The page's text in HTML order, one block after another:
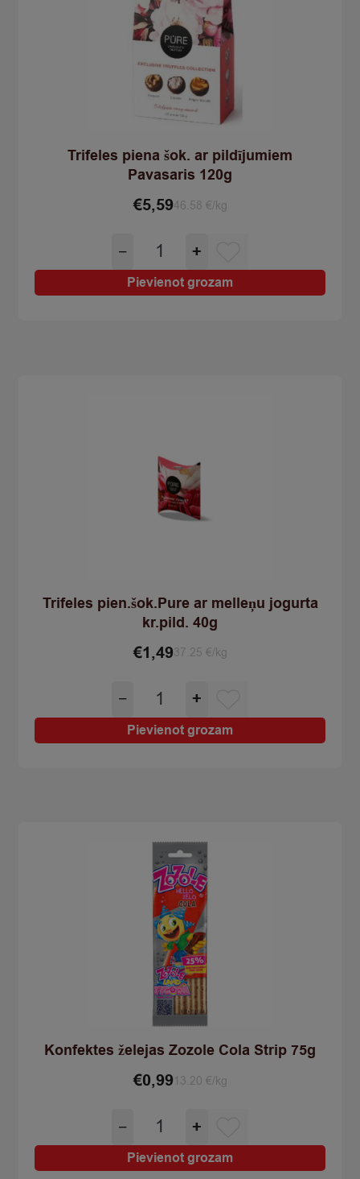
Trifeles piena šok. ar pildījumiem
Pavasaris 120g
€5,5946.58 €/kg
−
Trifeles
piena
šok.
ar
+
Pievienot grozam
Trifeles pien.šok.Pure ar melleņu jogurta
kr.pild. 40g
€1,4937.25 €/kg
−
Trifeles
pien.šok.Pure
ar
melleņu
+
Pievienot grozam
Konfektes želejas Zozole Cola Strip 75g
€0,99 13.20 €/kg
−
Konfektes
želejas
Zozole
+
Pievienot grozam